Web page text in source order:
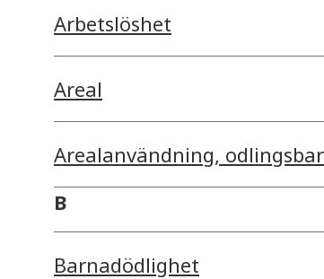
Arbetslöshet
Areal
Arealanvändning,
B
Barnadödlighet